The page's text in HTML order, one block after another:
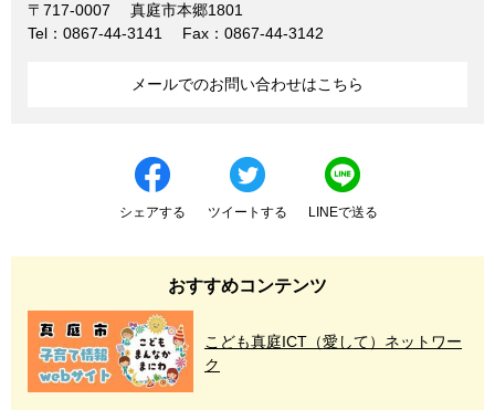
〒717-0007
真庭市本郷1801
Tel：0867-44-3141
Fax：0867-44-3142
メールでのお問い合わせはこちら
シェアする ツイートする LINEで送る
おすすめコンテンツ
こども真庭ICT（愛して）ネットワー
ク